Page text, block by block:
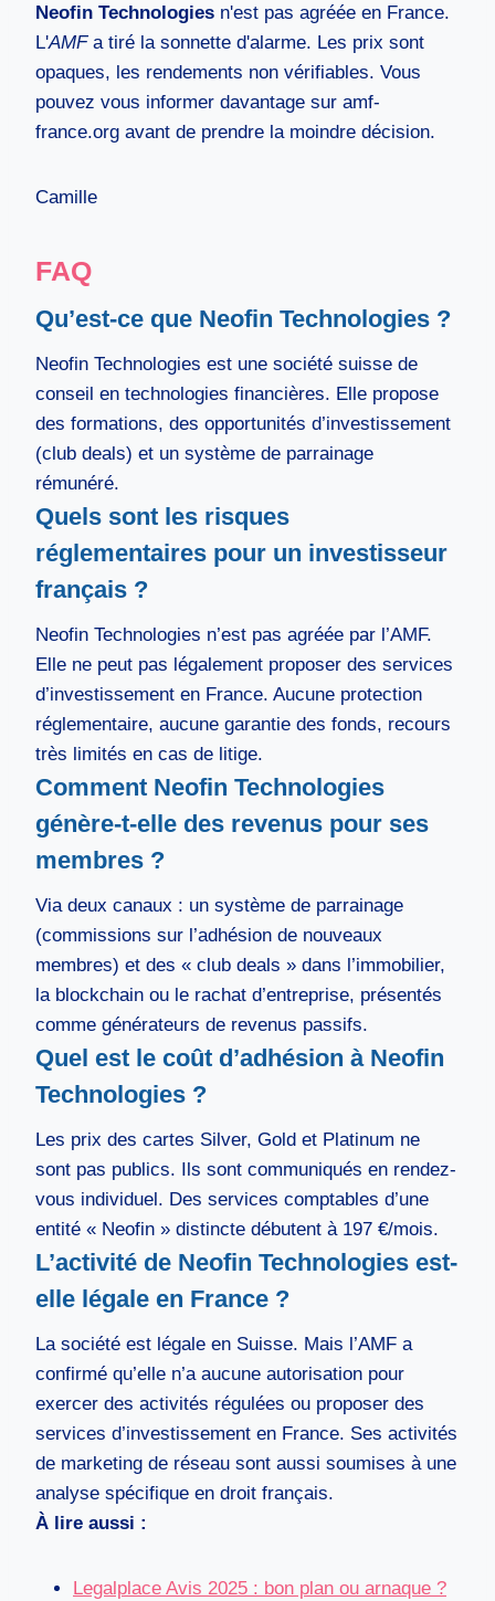
Neofin Technologies n'est pas agréée en France.
L'AMFa tiré la sonnette d'alarme. Les prix sont
opaques, les rendements non vérifiables. Vous
pouvez vous informer davantage sur amf-
france.org avant de prendre la moindre décision.
Camille
FAQ
Qu’est-ce que Neofin Technologies ?
Neofin Technologies est une société suisse de
conseil en technologies financières. Elle propose
des formations, des opportunités d’investissement
(club deals) et un système de parrainage
rémunéré.
Quels sont les risques
réglementaires pour un investisseur
français ?
Neofin Technologies n’est pas agréée par l’AMF.
Elle ne peut pas légalement proposer des services
d’investissement en France. Aucune protection
réglementaire, aucune garantie des fonds, recours
très limités en cas de litige.
Comment Neofin Technologies
génère-t-elle des revenus pour ses
membres ?
Via deux canaux : un système de parrainage
(commissions sur l’adhésion de nouveaux
membres) et des « club deals » dans l’immobilier,
la blockchain ou le rachat d’entreprise, présentés
comme générateurs de revenus passifs.
Quel est le coût d’adhésion à Neofin
Technologies ?
Les prix des cartes Silver, Gold et Platinum ne
sont pas publics. Ils sont communiqués en rendez-
vous individuel. Des services comptables d’une
entité « Neofin » distincte débutent à 197 €/mois.
L’activité de Neofin Technologies est-
elle légale en France ?
La société est légale en Suisse. Mais l’AMF a
confirmé qu’elle n’a aucune autorisation pour
exercer des activités régulées ou proposer des
services d’investissement en France. Ses activités
de marketing de réseau sont aussi soumises à une
analyse spécifique en droit français.
À lire aussi :
Legalplace Avis 2025 : bon plan ou arnaque ?